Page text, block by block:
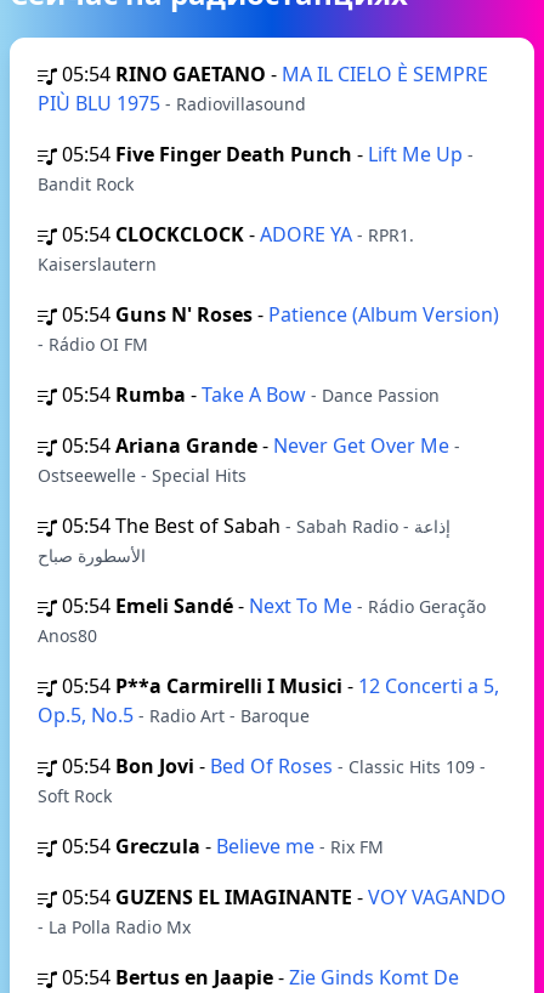
05:54 RINO GAETANO - MA IL CIELO È SEMPRE
PIÙ BLU 1975 - Radiovillasound
05:54 Five Finger Death Punch - Lift Me Up -
Bandit Rock
05:54 CLOCKCLOCK-ADORE YA - RPR1.
Kaiserslautern
05:54 Guns N' Roses- Patience (Album Version)
- Rádio OI FM
05:54 Rumba -Take A Bow - Dance Passion
05:54Ariana Grande- Never Get Over Me -
Ostseewelle - Special Hits
05:54The Best of Sabah - Sabah Radio - إذاعة
الأسطورة صباح
05:54 Emeli Sandé- Next To Me - Rádio Geração
Anos80
05:54 P**a Carmirelli I Musici - 12 Concerti a 5,
Op.5, No.5 - Radio Art - Baroque
05:54 Bon Jovi - Bed Of Roses - Classic Hits 109 -
Soft Rock
05:54 Greczula - Believe me - Rix FM
05:54 GUZENS EL IMAGINANTE -VOY VAGANDO
- La Polla Radio Mx
05:54 Bertus en Jaapie-Zie Ginds Komt De